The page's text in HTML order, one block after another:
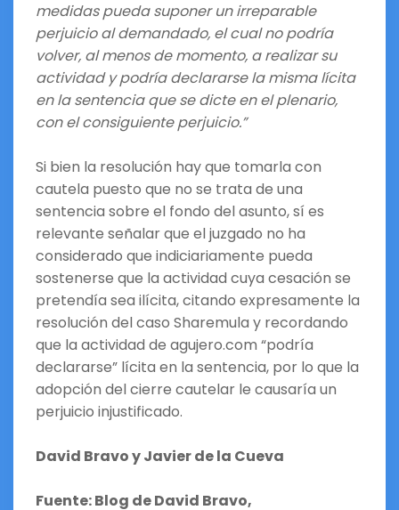
medidas pueda suponer un irreparable
perjuicio al demandado, el cual no podría
volver, al menos de momento, a realizar su
actividad y podría declararse la misma lícita
en la sentencia que se dicte en el plenario,
con el consiguiente perjuicio.”
Si bien la resolución hay que tomarla con
cautela puesto que no se trata de una
sentencia sobre el fondo del asunto, sí es
relevante señalar que el juzgado no ha
considerado que indiciariamente pueda
sostenerse que la actividad cuya cesación se
pretendía sea ilícita, citando expresamente la
resolución del caso Sharemula y recordando
que la actividad de agujero.com “podría
declararse” lícita en la sentencia, por lo que la
adopción del cierre cautelar le causaría un
perjuicio injustificado.
David Bravo y Javier de la Cueva
Fuente: Blog de David Bravo,